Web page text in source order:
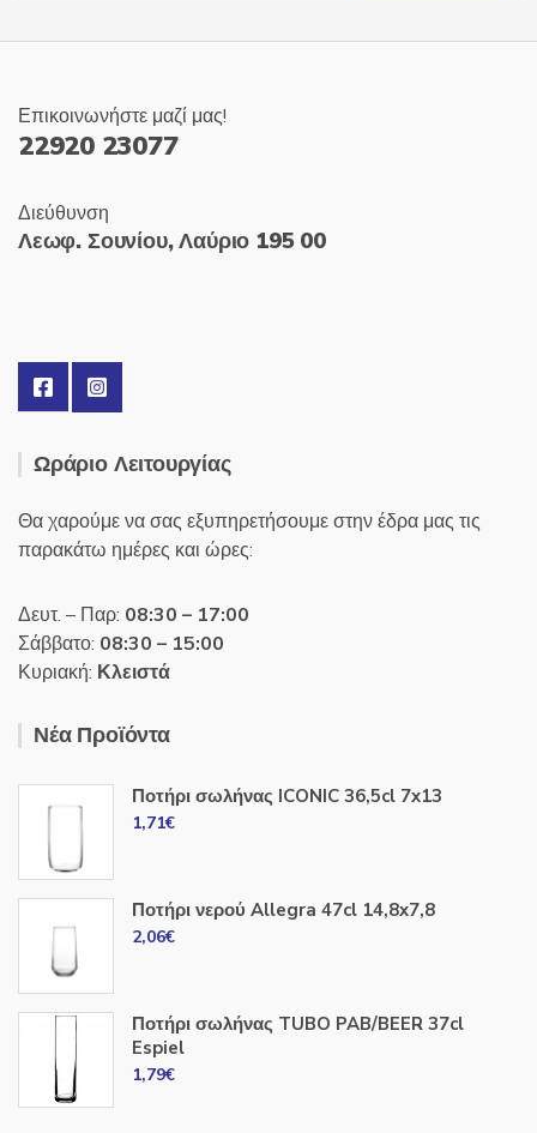
Επικοινωνήστε μαζί μας!
22920 23077
Διεύθυνση
Λεωφ. Σουνίου, Λαύριο 195 00
Ωράριο Λειτουργίας
Θα χαρούμε να σας εξυπηρετήσουμε στην έδρα μας τις
παρακάτω ημέρες και ώρες:
Δευτ. – Παρ: 08:30 – 17:00
Σάββατο: 08:30 – 15:00
Κυριακή: Κλειστά
Νέα Προϊόντα
Ποτήρι σωλήνας ICONIC 36,5cl 7x13
1,71€
Ποτήρι νερού Allegra 47cl 14,8x7,8
2,06€
Ποτήρι σωλήνας TUBO PAB/BEER 37cl
Espiel
1,79€